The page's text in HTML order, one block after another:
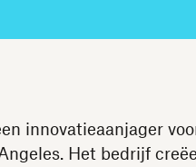
innovatieaanjager
Het bedrijf